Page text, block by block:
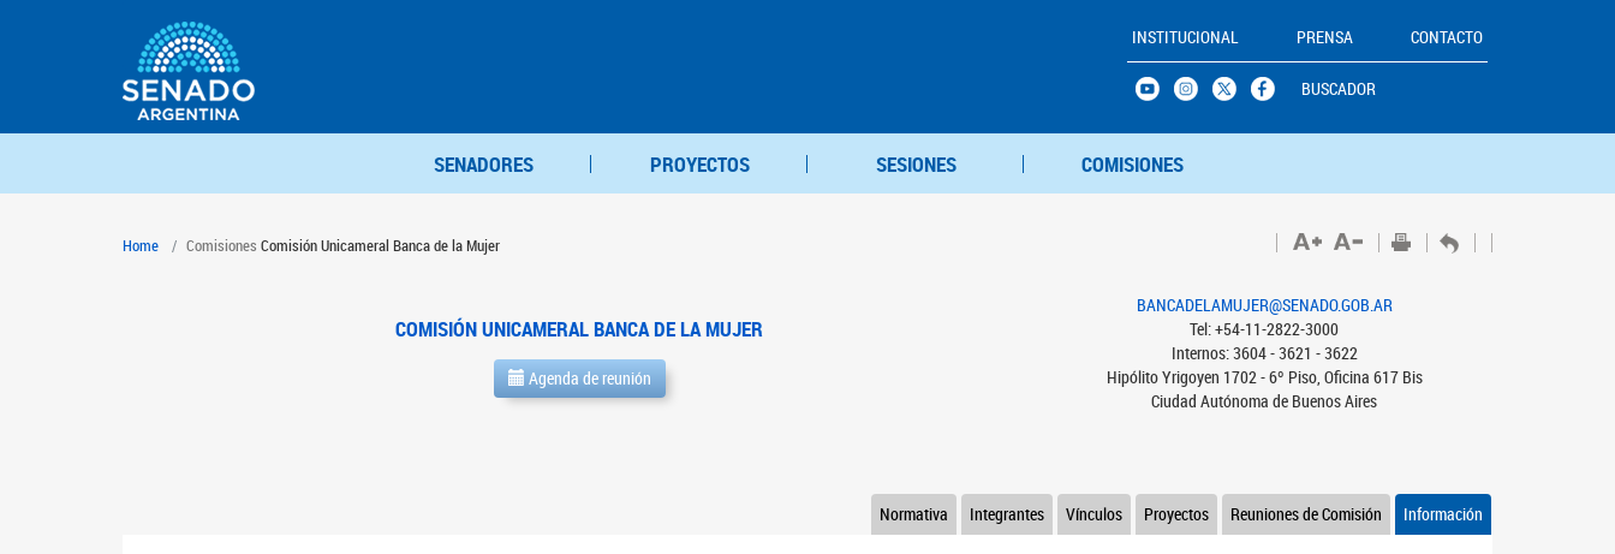
INSTITUCIONAL PRENSA CONTACTO
BUSCADOR
SENADORES PROYECTOS SESIONES COMISIONES
Home Comisiones Comisión Unicameral Banca de la Mujer
COMISIÓN UNICAMERAL BANCA DE LA MUJER
Agenda de reunión
BANCADELAMUJER@SENADO.GOB.AR
Tel: +54-11-2822-3000
Internos: 3604 - 3621 - 3622
Hipólito Yrigoyen 1702 - 6º Piso, Oficina 617 Bis
Ciudad Autónoma de Buenos Aires
Información
Reuniones de Comisión
Proyectos
Vínculos
Integrantes
Normativa